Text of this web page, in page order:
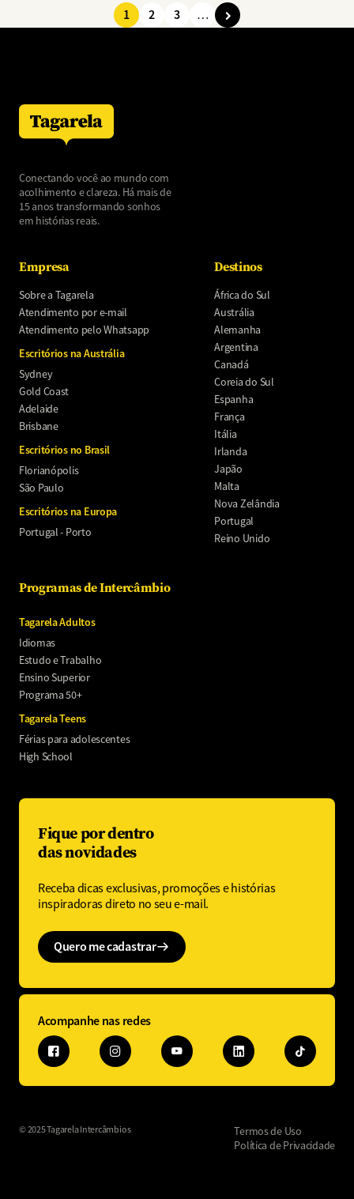
Paginação
Página
1 Página
2 Página
3 …
Conectando você ao mundo com
acolhimento e clareza. Há mais de
15 anos transformando sonhos
em histórias reais.
Empresa
Sobre a Tagarela
Atendimento por e-mail
Atendimento pelo Whatsapp
Escritórios na Austrália
Sydney
Gold Coast
Adelaide
Brisbane
Escritórios no Brasil
Florianópolis
São Paulo
Escritórios na Europa
Portugal - Porto
Destinos
África do Sul
Austrália
Alemanha
Argentina
Canadá
Coreia do Sul
Espanha
França
Itália
Irlanda
Japão
Malta
Nova Zelândia
Portugal
Reino Unido
Programas de Intercâmbio
Tagarela Adultos
Idiomas
Estudo e Trabalho
Ensino Superior
Programa 50+
Tagarela Teens
Férias para adolescentes
High School
Fique por dentro
das novidades
Receba dicas exclusivas, promoções e histórias
inspiradoras direto no seu e-mail.
Quero me cadastrar
Acompanhe nas redes
© 2025 Tagarela Intercâmbios
Termos de Uso
Política de Privacidade